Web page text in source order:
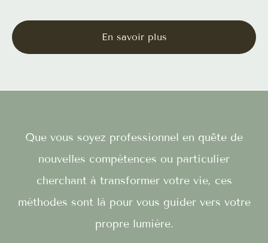
En savoir plus
Que vous soyez professionnel en quête de
nouvelles compétences ou particulier
cherchant à transformer votre vie, ces
méthodes sont là pour vous guider vers votre
propre lumière.